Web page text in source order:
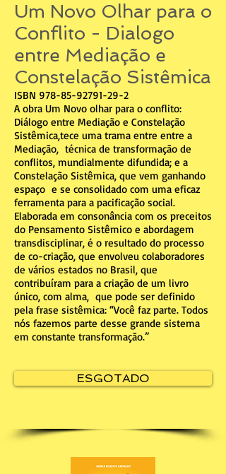
Um Novo Olhar para o
Conflito - Dialogo
entre Mediação e
Constelação Sistêmica
ISBN 978-85-92791-29-2
A obra Um Novo olhar para o conflito:
Diálogo entre Mediação e Constelação
Sistêmica,tece uma trama entre entre a
Mediação, técnica de transformação de
conflitos, mundialmente difundida; e a
Constelação Sistêmica, que vem ganhando
espaço e se consolidado com uma eficaz
ferramenta para a pacificação social.
Elaborada em consonância com os preceitos
do Pensamento Sistêmico e abordagem
transdisciplinar, é o resultado do processo
de co-criação, que envolveu colaboradores
de vários estados no Brasil, que
contribuíram para a criação de um livro
único, com alma, que pode ser definido
pela frase sistêmica: “Você faz parte. Todos
nós fazemos parte desse grande sistema
em constante transformação.”
ESGOTADO